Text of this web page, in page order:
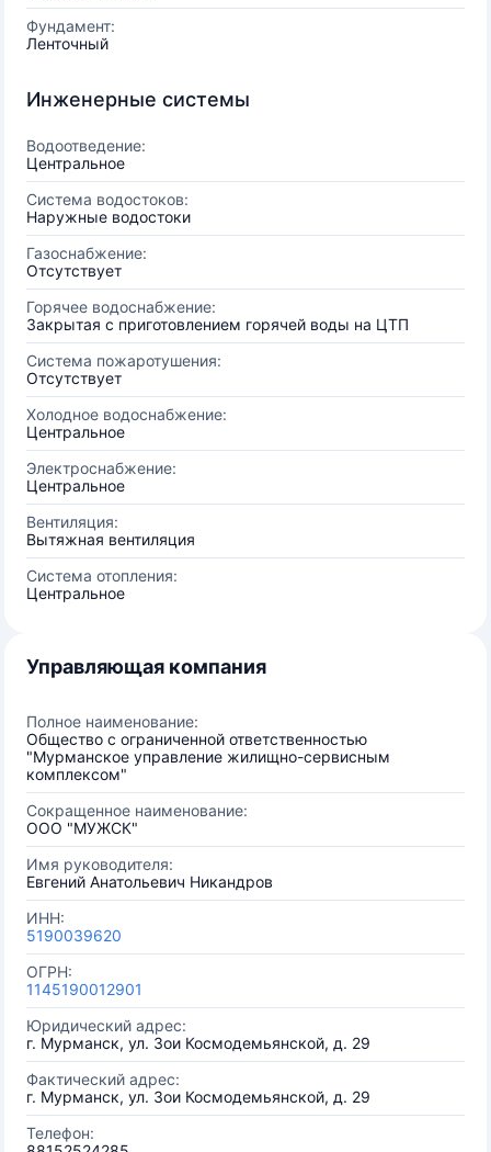
Фундамент:
Ленточный
Инженерные системы
Водоотведение:
Центральное
Система водостоков:
Наружные водостоки
Газоснабжение:
Отсутствует
Горячее водоснабжение:
Закрытая с приготовлением горячей воды на ЦТП
Система пожаротушения:
Отсутствует
Холодное водоснабжение:
Центральное
Электроснабжение:
Центральное
Вентиляция:
Вытяжная вентиляция
Система отопления:
Центральное
Управляющая компания
Полное наименование:
Общество с ограниченной ответственностью
"Мурманское управление жилищно-сервисным
комплексом"
Сокращенное наименование:
ООО "МУЖСК"
Имя руководителя:
Евгений Анатольевич Никандров
ИНН:
5190039620
ОГРН:
1145190012901
Юридический адрес:
г. Мурманск, ул. Зои Космодемьянской, д. 29
Фактический адрес:
г. Мурманск, ул. Зои Космодемьянской, д. 29
Телефон: